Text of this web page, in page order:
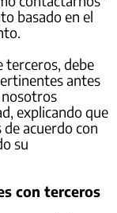
basado en el
terceros, debe
antes
explicando que
acuerdo con
su
con terceros